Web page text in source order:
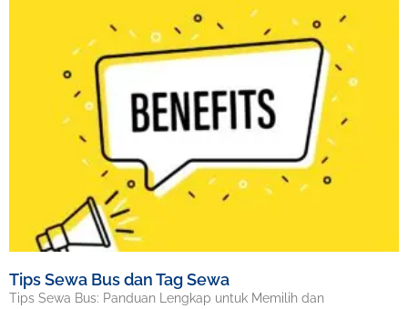
Tips Sewa Bus dan Tag Sewa
Tips Sewa Bus: Panduan Lengkap untuk Memilih dan